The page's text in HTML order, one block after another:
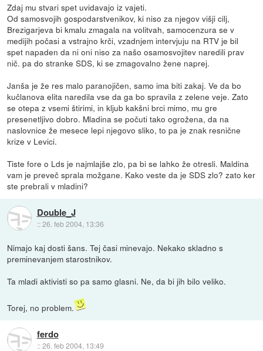
Zdaj mu stvari spet uvidavajo iz vajeti.
Od samosvojih gospodarstvenikov, ki niso za njegov višji cilj,
Brezigarjeva bi kmalu zmagala na volitvah, samocenzura se v
medijih počasi a vstrajno krči, vzadnjem intervjuju na RTV je bil
spet napaden da ni oni niso za našo osamosvojitev naredili prav
nič. pa do stranke SDS, ki se zmagovalno žene naprej.
Janša je že res malo paranojičen, samo ima biti zakaj. Ve da bo
kučlanova elita naredila vse da ga bo spravila z zelene veje. Zato
se otepa z vsemi štirimi, in kljub kakšni brci mimo, mu gre
presenetljivo dobro. Mladina se počuti tako ogrožena, da na
naslovnice že mesece lepi njegovo sliko, to pa je znak resnične
krize v Levici.
Tiste fore o Lds je najmlajše zlo, pa bi se lahko že otresli. Maldina
vam je preveč sprala možgane. Kako veste da je SDS zlo? zato ker
ste prebrali v mladini?
Double_J
::26. feb 2004, 13:36
Nimajo kaj dosti šans. Tej časi minevajo. Nekako skladno s
preminevanjem starostnikov.
Ta mladi aktivisti so pa samo glasni. Ne, da bi jih bilo veliko.
Torej, no problem.
ferdo
::26. feb 2004, 13:49